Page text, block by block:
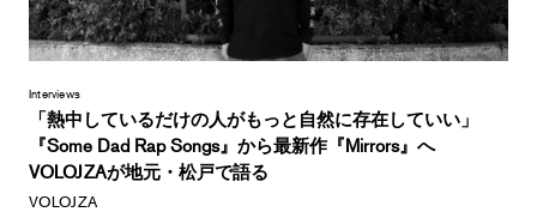
Interviews
「熱中しているだけの人がもっと自然に存在していい」
『Some Dad Rap Songs』から最新作『Mirrors』へ
VOLOJZAが地元・松戸で語る
VOLOJZA